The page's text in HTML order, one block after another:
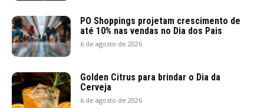
PO Shoppings projetam crescimento de
até 10% nas vendas no Dia dos Pais
6 de agosto de 2026
Golden Citrus para brindar o Dia da
Cerveja
6 de agosto de 2026